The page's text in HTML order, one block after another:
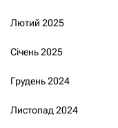
Лютий 2025
Січень 2025
Грудень 2024
Листопад 2024